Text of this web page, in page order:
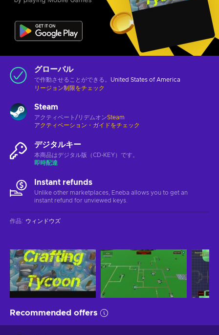
グローバル
で作動させることができる。 United States of America
リージョン制限をチェック
Steam
アクティベート/リデムオンSteam
アクティベーション・ガイドをチェック
デジタルキー
本商品はデジタル版（CD-KEY）です。
即時配達
Instant refunds
Unlike other marketplaces, Eneba allows you to get an
instant refund for unviewed keys.
作品: ウィンドウズ
Recommended offers